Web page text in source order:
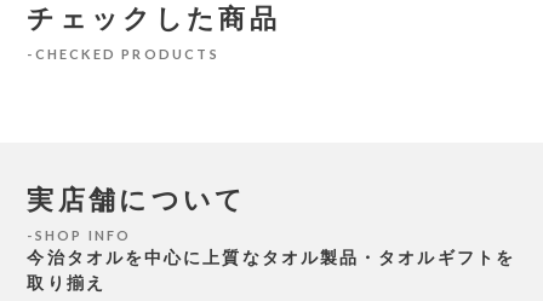
チェックした商品
CHECKED PRODUCTS
実店舗について
SHOP INFO
今治タオルを中心に上質なタオル製品・タオルギフトを
取り揃え